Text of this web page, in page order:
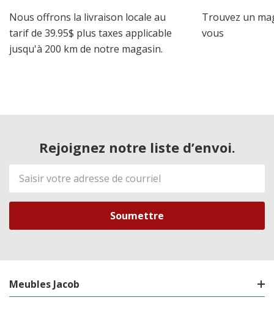
Nous offrons la livraison locale au
tarif de 39.95$ plus taxes applicable
jusqu'à 200 km de notre magasin.
Trouvez un
vous
Rejoignez notre liste d’envoi.
Adresse
de
courriel
Meubles Jacob